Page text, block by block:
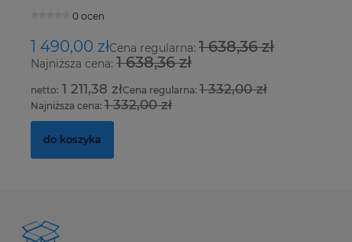
0 ocen
1 490,00 złCena regularna: 1 638,36 zł
Najniższa cena: 1 638,36 zł
1 211,38 złCena regularna:1 332,00 zł
Najniższa cena: 1 332,00 zł
do koszyka